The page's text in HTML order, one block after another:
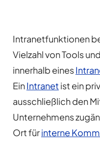
Intranetfunktionen
Vielzahl von Tools
innerhalb eines
EinIntranet ist ein
ausschließlich den
Unternehmens
Ort fürinterne